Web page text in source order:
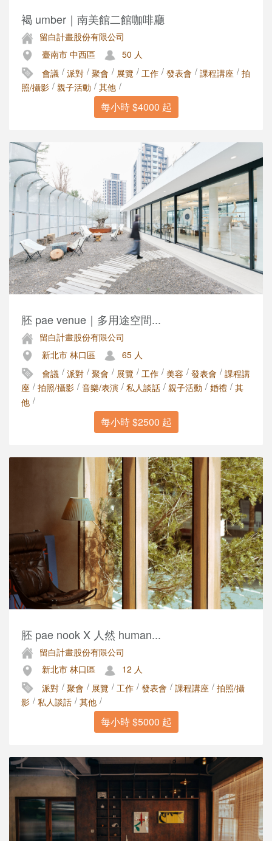
褐 umber｜南美館二館咖啡廳
留白計畫股份有限公司
臺南市 中西區
50 人
會議 / 派對 / 聚會 / 展覽 / 工作 / 發表會 / 課程講座 / 拍
照/攝影 / 親子活動 / 其他 /
每小時 $4000 起
胚 pae venue｜多用途空間...
留白計畫股份有限公司
新北市 林口區
65 人
會議 / 派對 / 聚會 / 展覽 / 工作 / 美容 / 發表會 / 課程講
座 / 拍照/攝影 / 音樂/表演 / 私人談話 / 親子活動 / 婚禮 / 其
他 /
每小時 $2500 起
胚 pae nook X 人然 human...
留白計畫股份有限公司
新北市 林口區
12 人
派對 / 聚會 / 展覽 / 工作 / 發表會 / 課程講座 / 拍照/攝
影 / 私人談話 / 其他 /
每小時 $5000 起